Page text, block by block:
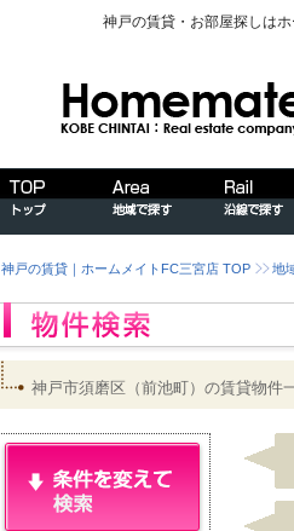
神戸の賃貸・お部屋探しは
神戸の賃貸｜ホームメイトFC三宮店 TOP 地
神戸市須磨区（前池町）の賃貸物件